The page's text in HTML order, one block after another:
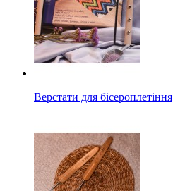
Верстати для бісероплетіння